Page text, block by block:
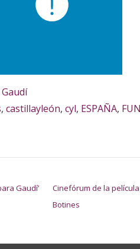
, castillayleón, cyl, ESPAÑA,
Gaudí’
Cinefórum de la película
Botines